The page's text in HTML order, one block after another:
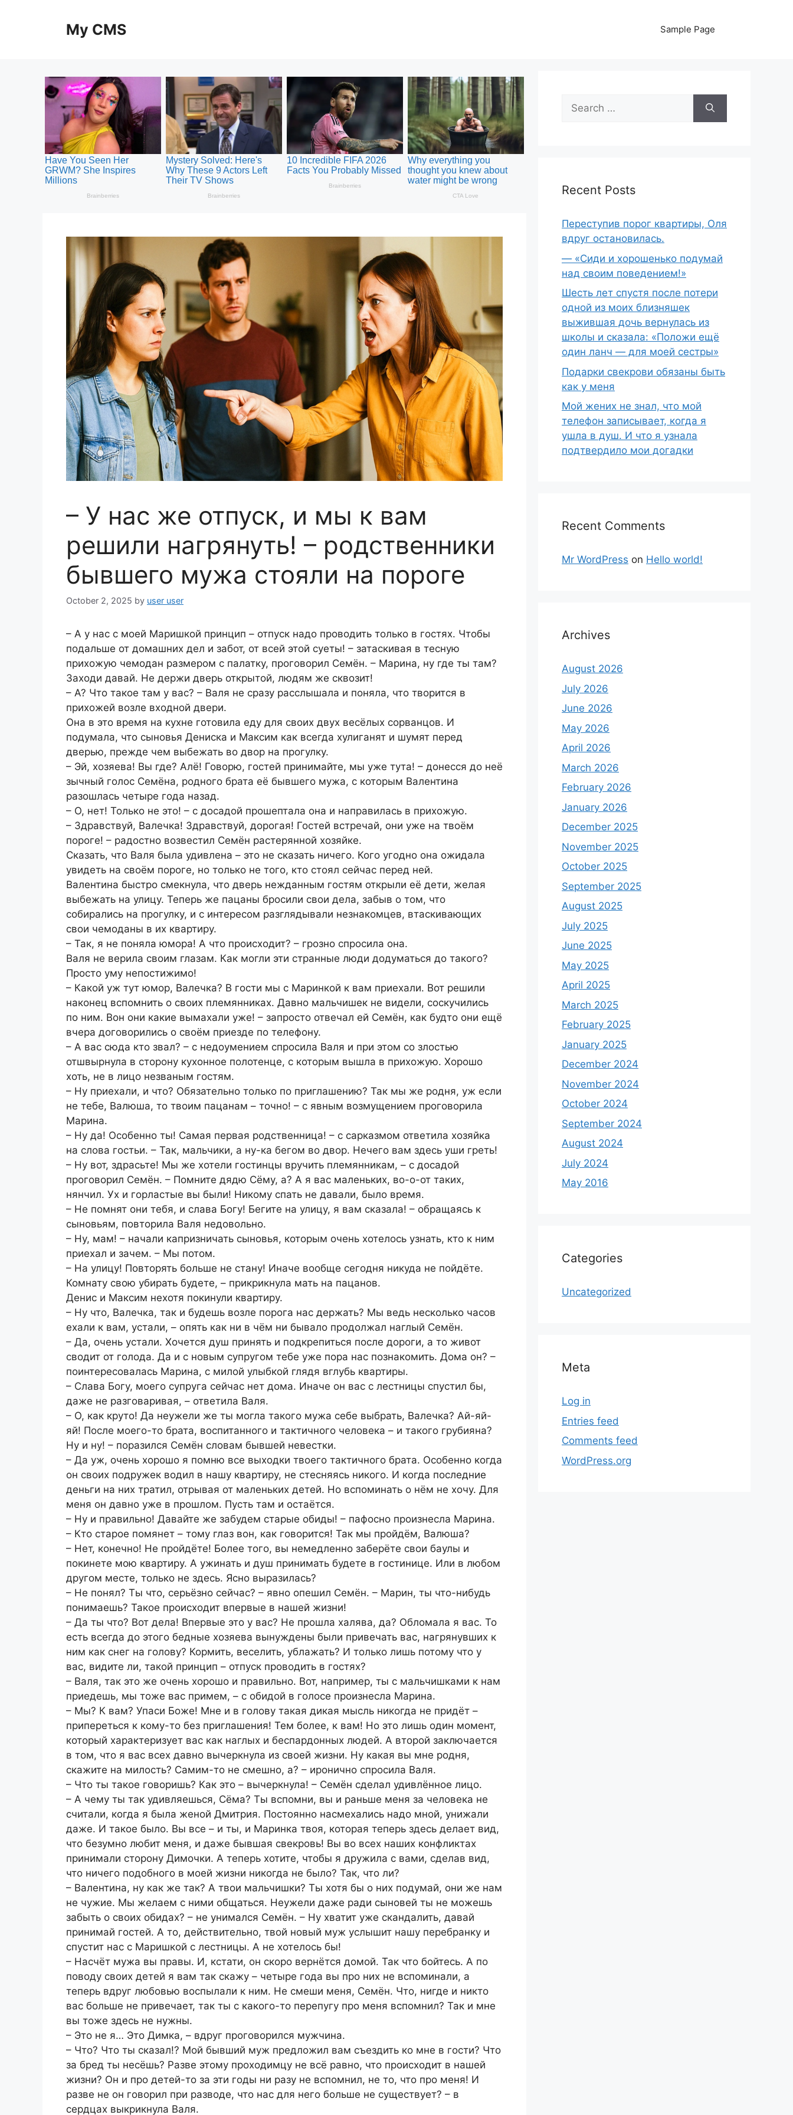
My CMS Sample Page
– У нас же отпуск, и мы к вам
решили нагрянуть! – родственники
бывшего мужа стояли на пороге
October 2, 2025 by user user
– А у нас с моей Маришкой принцип – отпуск надо проводить только в гостях. Чтобы
подальше от домашних дел и забот, от всей этой суеты! – затаскивая в тесную
прихожую чемодан размером с палатку, проговорил Семён. – Марина, ну где ты там?
Заходи давай. Не держи дверь открытой, людям же сквозит!
– А? Что такое там у вас? – Валя не сразу расслышала и поняла, что творится в
прихожей возле входной двери.
Она в это время на кухне готовила еду для своих двух весёлых сорванцов. И
подумала, что сыновья Дениска и Максим как всегда хулиганят и шумят перед
дверью, прежде чем выбежать во двор на прогулку.
– Эй, хозяева! Вы где? Алё! Говорю, гостей принимайте, мы уже тута! – донесся до неё
зычный голос Семёна, родного брата её бывшего мужа, с которым Валентина
разошлась четыре года назад.
– О, нет! Только не это! – с досадой прошептала она и направилась в прихожую.
– Здравствуй, Валечка! Здравствуй, дорогая! Гостей встречай, они уже на твоём
пороге! – радостно возвестил Семён растерянной хозяйке.
Сказать, что Валя была удивлена – это не сказать ничего. Кого угодно она ожидала
увидеть на своём пороге, но только не того, кто стоял сейчас перед ней.
Валентина быстро смекнула, что дверь нежданным гостям открыли её дети, желая
выбежать на улицу. Теперь же пацаны бросили свои дела, забыв о том, что
собирались на прогулку, и с интересом разглядывали незнакомцев, втаскивающих
свои чемоданы в их квартиру.
– Так, я не поняла юмора! А что происходит? – грозно спросила она.
Валя не верила своим глазам. Как могли эти странные люди додуматься до такого?
Просто уму непостижимо!
– Какой уж тут юмор, Валечка? В гости мы с Маринкой к вам приехали. Вот решили
наконец вспомнить о своих племянниках. Давно мальчишек не видели, соскучились
по ним. Вон они какие вымахали уже! – запросто отвечал ей Семён, как будто они ещё
вчера договорились о своём приезде по телефону.
– А вас сюда кто звал? – с недоумением спросила Валя и при этом со злостью
отшвырнула в сторону кухонное полотенце, с которым вышла в прихожую. Хорошо
хоть, не в лицо незваным гостям.
– Ну приехали, и что? Обязательно только по приглашению? Так мы же родня, уж если
не тебе, Валюша, то твоим пацанам – точно! – с явным возмущением проговорила
Марина.
– Ну да! Особенно ты! Самая первая родственница! – с сарказмом ответила хозяйка
на слова гостьи. – Так, мальчики, а ну-ка бегом во двор. Нечего вам здесь уши греть!
– Ну вот, здрасьте! Мы же хотели гостинцы вручить племянникам, – с досадой
проговорил Семён. – Помните дядю Сёму, а? А я вас маленьких, во-о-от таких,
нянчил. Ух и горластые вы были! Никому спать не давали, было время.
– Не помнят они тебя, и слава Богу! Бегите на улицу, я вам сказала! – обращаясь к
сыновьям, повторила Валя недовольно.
– Ну, мам! – начали капризничать сыновья, которым очень хотелось узнать, кто к ним
приехал и зачем. – Мы потом.
– На улицу! Повторять больше не стану! Иначе вообще сегодня никуда не пойдёте.
Комнату свою убирать будете, – прикрикнула мать на пацанов.
Денис и Максим нехотя покинули квартиру.
– Ну что, Валечка, так и будешь возле порога нас держать? Мы ведь несколько часов
ехали к вам, устали, – опять как ни в чём ни бывало продолжал наглый Семён.
– Да, очень устали. Хочется душ принять и подкрепиться после дороги, а то живот
сводит от голода. Да и с новым супругом тебе уже пора нас познакомить. Дома он? –
поинтересовалась Марина, с милой улыбкой глядя вглубь квартиры.
– Слава Богу, моего супруга сейчас нет дома. Иначе он вас с лестницы спустил бы,
даже не разговаривая, – ответила Валя.
– О, как круто! Да неужели же ты могла такого мужа себе выбрать, Валечка? Ай-яй-
яй! После моего-то брата, воспитанного и тактичного человека – и такого грубияна?
Ну и ну! – поразился Семён словам бывшей невестки.
– Да уж, очень хорошо я помню все выходки твоего тактичного брата. Особенно когда
он своих подружек водил в нашу квартиру, не стесняясь никого. И когда последние
деньги на них тратил, отрывая от маленьких детей. Но вспоминать о нём не хочу. Для
меня он давно уже в прошлом. Пусть там и остаётся.
– Ну и правильно! Давайте же забудем старые обиды! – пафосно произнесла Марина.
– Кто старое помянет – тому глаз вон, как говорится! Так мы пройдём, Валюша?
– Нет, конечно! Не пройдёте! Более того, вы немедленно заберёте свои баулы и
покинете мою квартиру. А ужинать и душ принимать будете в гостинице. Или в любом
другом месте, только не здесь. Ясно выразилась?
– Не понял? Ты что, серьёзно сейчас? – явно опешил Семён. – Марин, ты что-нибудь
понимаешь? Такое происходит впервые в нашей жизни!
– Да ты что? Вот дела! Впервые это у вас? Не прошла халява, да? Обломала я вас. То
есть всегда до этого бедные хозяева вынуждены были привечать вас, нагрянувших к
ним как снег на голову? Кормить, веселить, ублажать? И только лишь потому что у
вас, видите ли, такой принцип – отпуск проводить в гостях?
– Валя, так это же очень хорошо и правильно. Вот, например, ты с мальчишками к нам
приедешь, мы тоже вас примем, – с обидой в голосе произнесла Марина.
– Мы? К вам? Упаси Боже! Мне и в голову такая дикая мысль никогда не придёт –
припереться к кому-то без приглашения! Тем более, к вам! Но это лишь один момент,
который характеризует вас как наглых и беспардонных людей. А второй заключается
в том, что я вас всех давно вычеркнула из своей жизни. Ну какая вы мне родня,
скажите на милость? Самим-то не смешно, а? – иронично спросила Валя.
– Что ты такое говоришь? Как это – вычеркнула! – Семён сделал удивлённое лицо.
– А чему ты так удивляешься, Сёма? Ты вспомни, вы и раньше меня за человека не
считали, когда я была женой Дмитрия. Постоянно насмехались надо мной, унижали
даже. И такое было. Вы все – и ты, и Маринка твоя, которая теперь здесь делает вид,
что безумно любит меня, и даже бывшая свекровь! Вы во всех наших конфликтах
принимали сторону Димочки. А теперь хотите, чтобы я дружила с вами, сделав вид,
что ничего подобного в моей жизни никогда не было? Так, что ли?
– Валентина, ну как же так? А твои мальчишки? Ты хотя бы о них подумай, они же нам
не чужие. Мы желаем с ними общаться. Неужели даже ради сыновей ты не можешь
забыть о своих обидах? – не унимался Семён. – Ну хватит уже скандалить, давай
принимай гостей. А то, действительно, твой новый муж услышит нашу перебранку и
спустит нас с Маришкой с лестницы. А не хотелось бы!
– Насчёт мужа вы правы. И, кстати, он скоро вернётся домой. Так что бойтесь. А по
поводу своих детей я вам так скажу – четыре года вы про них не вспоминали, а
теперь вдруг любовью воспылали к ним. Не смеши меня, Семён. Что, нигде и никто
вас больше не привечает, так ты с какого-то перепугу про меня вспомнил? Так и мне
вы тоже здесь не нужны.
– Это не я… Это Димка, – вдруг проговорился мужчина.
– Что? Что ты сказал!? Мой бывший муж предложил вам съездить ко мне в гости? Что
за бред ты несёшь? Разве этому проходимцу не всё равно, что происходит в нашей
жизни? Он и про детей-то за эти годы ни разу не вспомнил, не то, что про меня! И
разве не он говорил при разводе, что нас для него больше не существует? – в
сердцах выкрикнула Валя.
Search
for:
Recent Posts
Переступив порог квартиры, Оля
вдруг остановилась.
— «Сиди и хорошенько подумай
над своим поведением!»
Шесть лет спустя после потери
одной из моих близняшек
выжившая дочь вернулась из
школы и сказала: «Положи ещё
один ланч — для моей сестры»
Подарки свекрови обязаны быть
как у меня
Мой жених не знал, что мой
телефон записывает, когда я
ушла в душ. И что я узнала
подтвердило мои догадки
Recent Comments
Mr WordPress on Hello world!
Archives
August 2026
July 2026
June 2026
May 2026
April 2026
March 2026
February 2026
January 2026
December 2025
November 2025
October 2025
September 2025
August 2025
July 2025
June 2025
May 2025
April 2025
March 2025
February 2025
January 2025
December 2024
November 2024
October 2024
September 2024
August 2024
July 2024
May 2016
Categories
Uncategorized
Meta
Log in
Entries feed
Comments feed
WordPress.org